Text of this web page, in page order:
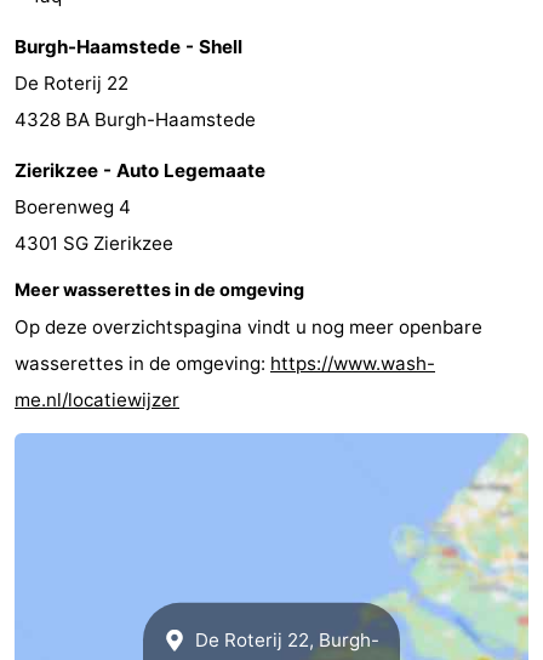
en
Zeehonden
Praktisch
Jongeren
Route
-
Parkeren
Reisboekenwinkel
Burgh-Haamstede - Shell
De Roterij 22
4328 BA Burgh-Haamstede
Zierikzee - Auto Legemaate
Boerenweg 4
4301 SG Zierikzee
Meer wasserettes in de omgeving
Op deze overzichtspagina vindt u nog meer openbare
wasserettes in de omgeving: https://www.wash-
me.nl/locatiewijzer
De Roterij 22, Burgh-